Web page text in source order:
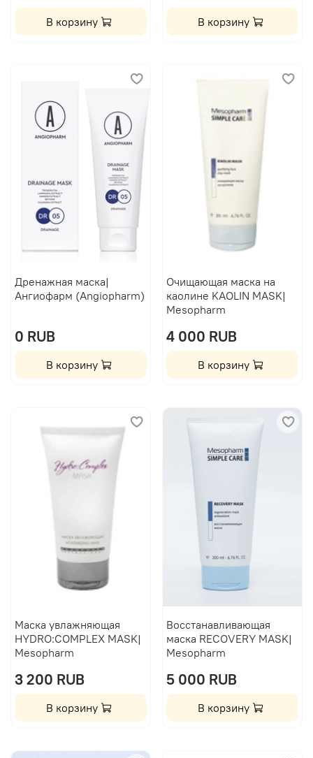
В корзину В корзину
Дренажная маска|
Ангиофарм (Angiopharm)
0 RUB
В корзину
Очищающая маска на
каолине KAOLIN MASK|
Mesopharm
4 000 RUB
В корзину
Маска увлажняющая
HYDRO:COMPLEX MASK|
Mesopharm
3 200 RUB
В корзину
Восстанавливающая
маска RECOVERY MASK|
Mesopharm
5 000 RUB
В корзину